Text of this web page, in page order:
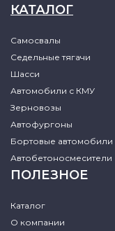
КАТАЛОГ
Самосвалы
Седельные тягачи
Шасси
Автомобили с КМУ
Зерновозы
Автофургоны
Бортовые автомобили
Автобетоносмесители
ПОЛЕЗНОЕ
Каталог
О компании